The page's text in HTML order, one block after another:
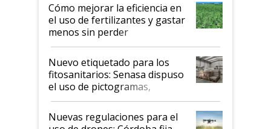
Cómo mejorar la eficiencia en
el uso de fertilizantes y gastar
menos sin perder
productividad en la campaña
fina
Nuevo etiquetado para los
fitosanitarios: Senasa dispuso
el uso de pictogramas,
palabras de advertencia e
indicaciones
Nuevas regulaciones para el